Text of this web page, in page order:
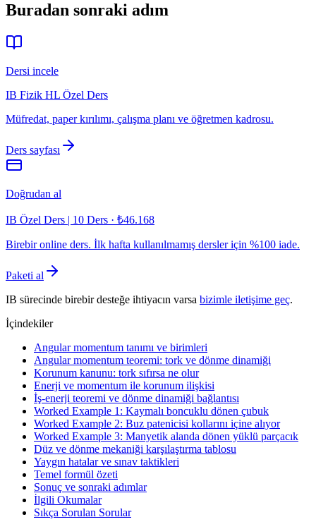
Buradan sonraki adım
Dersi incele
IB Fizik HL Özel Ders
Müfredat, paper kırılımı, çalışma planı ve öğretmen kadrosu.
Ders sayfası
Doğrudan al
IB Özel Ders | 10 Ders · ₺46.168
Birebir online ders. İlk hafta kullanılmamış dersler için %100 iade.
Paketi al
IB sürecinde birebir desteğe ihtiyacın varsa bizimle iletişime geç.
İçindekiler
Angular momentum tanımı ve birimleri
Angular momentum teoremi: tork ve dönme dinamiği
Korunum kanunu: tork sıfırsa ne olur
Enerji ve momentum ile korunum ilişkisi
İş-enerji teoremi ve dönme dinamiği bağlantısı
Worked Example 1: Kaymalı boncuklu dönen çubuk
Worked Example 2: Buz patenicisi kollarını içine alıyor
Worked Example 3: Manyetik alanda dönen yüklü parçacık
Düz ve dönme mekaniği karşılaştırma tablosu
Yaygın hatalar ve sınav taktikleri
Temel formül özeti
Sonuç ve sonraki adımlar
İlgili Okumalar
Sıkça Sorulan Sorular